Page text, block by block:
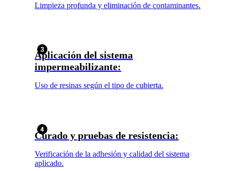
Limpieza profunda y eliminación de contaminantes.
Aplicación del sistema
impermeabilizante:
Uso de resinas según el tipo de cubierta.
Curado y pruebas de resistencia:
Verificación de la adhesión y calidad del sistema
aplicado.